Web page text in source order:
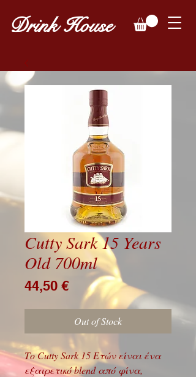
Drink House
Cutty Sark 15 Years
Old 700ml
44,50 €Price
Out of Stock
Το Cutty Sark 15 Eτών είναι ένα
εξαιρετικό blend από φίνα,